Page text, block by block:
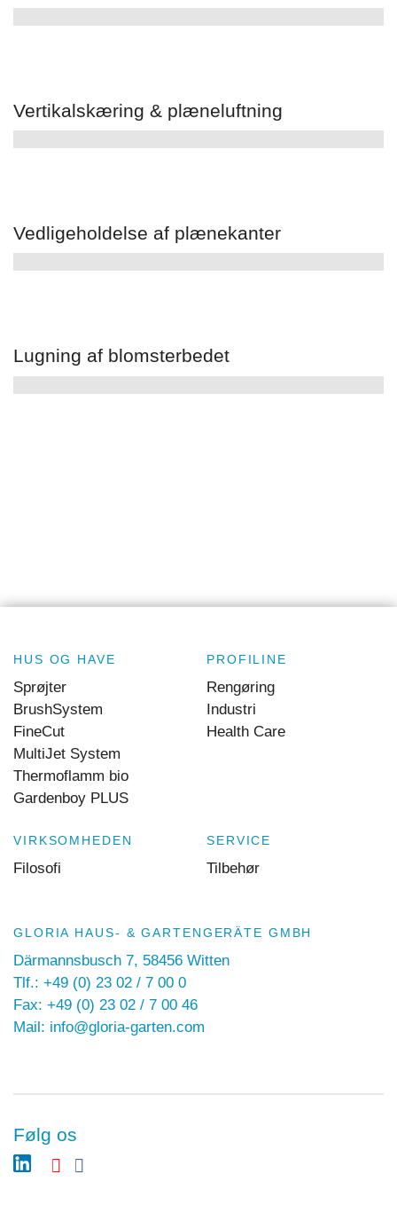
Vertikalskæring & plæneluftning
Vedligeholdelse af plænekanter
Lugning af blomsterbedet
HUS OG HAVE
Sprøjter
BrushSystem
FineCut
MultiJet System
Thermoflamm bio
Gardenboy PLUS
PROFILINE
Rengøring
Industri
Health Care
VIRKSOMHEDEN
Filosofi
SERVICE
Tilbehør
GLORIA HAUS- & GARTENGERÄTE GMBH
Därmannsbusch 7, 58456 Witten
Tlf.: +49 (0) 23 02 / 7 00 0
Fax: +49 (0) 23 02 / 7 00 46
Mail: info@gloria-garten.com
Følg os